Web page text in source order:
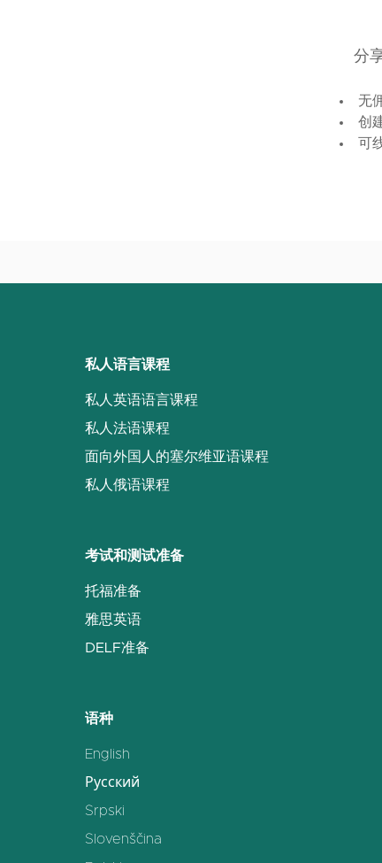
分
无
创
可
私人语言课程
私人英语语言课程
私人法语课程
面向外国人的塞尔维亚语课程
私人俄语课程
考试和测试准备
托福准备
雅思英语
DELF准备
语种
English
Русский
Srpski
Slovenščina